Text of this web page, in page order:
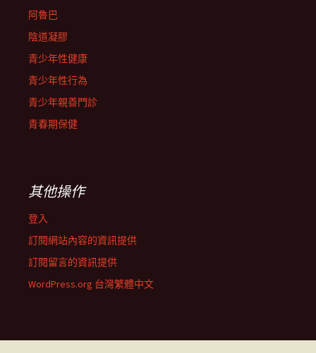
阿魯巴
陰道凝膠
青少年性健康
青少年性行為
青少年親善門診
青春期保健
其他操作
登入
訂閱網站內容的資訊提供
訂閱留言的資訊提供
WordPress.org 台灣繁體中文